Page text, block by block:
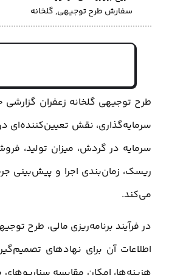
سفارش طرح توجیهی,گلخانه
طرح توجیهی گلخانه زعفران گزارشی
سرمایه‌گذاری، نقش تعیین‌کننده‌ای
سرمایه در گردش، میزان تولید،
ریسک، زمان‌بندی اجرا و پیش‌بینی
می‌کند.
در فرآیند برنامه‌ریزی مالی، طرح
اطلاعات آن برای نهادهای